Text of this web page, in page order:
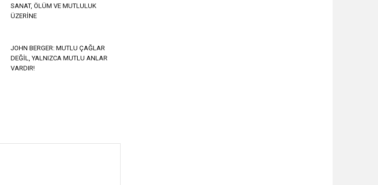
SANAT, ÖLÜM VE MUTLULUK
ÜZERİNE
JOHN BERGER: MUTLU ÇAĞLAR
DEĞİL, YALNIZCA MUTLU ANLAR
VARDIR!